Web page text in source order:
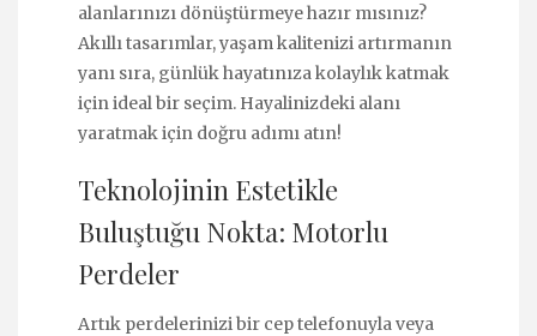
alanlarınızı dönüştürmeye hazır mısınız?
Akıllı tasarımlar, yaşam kalitenizi artırmanın
yanı sıra, günlük hayatınıza kolaylık katmak
için ideal bir seçim. Hayalinizdeki alanı
yaratmak için doğru adımı atın!
Teknolojinin Estetikle
Buluştuğu Nokta: Motorlu
Perdeler
Artık perdelerinizi bir cep telefonuyla veya